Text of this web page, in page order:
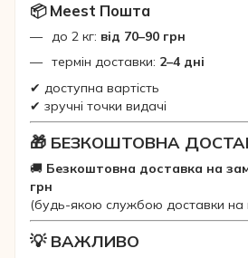
📦 Meest Пошта
до 2 кг: від 70–90 грн
термін доставки: 2–4 дні
✔ доступна вартість
✔ зручні точки видачі
🎁 БЕЗКОШТОВНА
🚚 Безкоштовна доставка на
грн
(будь-якою службою доставки на
💡 ВАЖЛИВО